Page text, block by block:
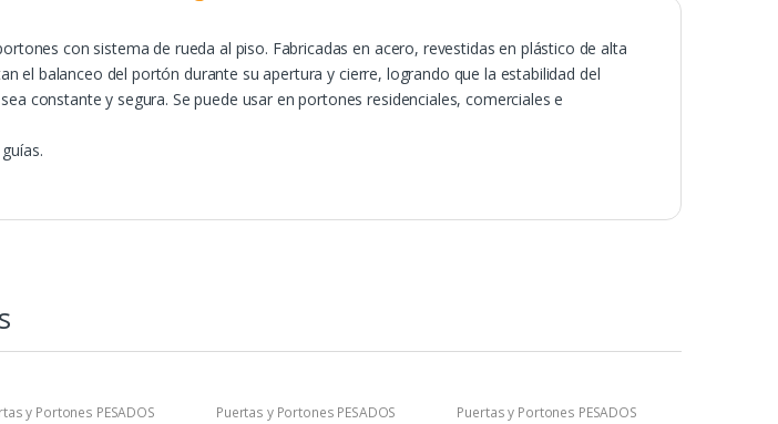
con sistema de rueda al piso. Fabricadas en acero, revestidas en plástico de alta
el balanceo del portón durante su apertura y cierre, logrando que la estabilidad del
constante y segura. Se puede usar en portones residenciales, comerciales e
y Portones PESADOS Puertas y Portones PESADOS Puertas y Portones PESADOS